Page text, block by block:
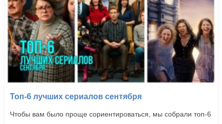
Топ-6 лучших сериалов сентября
Чтобы вам было проще сориентироваться, мы собрали топ-6